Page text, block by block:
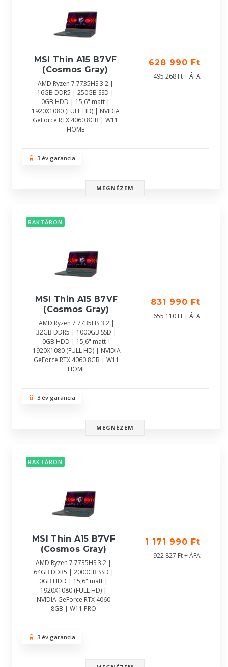
MSI Thin A15 B7VF
(Cosmos Gray)
AMD Ryzen 7 7735HS 3.2 |
16GB DDR5 | 250GB SSD |
0GB HDD | 15,6" matt |
1920X1080 (FULL HD) | NVIDIA
GeForce RTX 4060 8GB | W11
HOME
628 990 Ft
495 268 Ft + ÁFA
3 év garancia
MEGNÉZEM
RAKTÁRON
MSI Thin A15 B7VF
(Cosmos Gray)
AMD Ryzen 7 7735HS 3.2 |
32GB DDR5 | 1000GB SSD |
0GB HDD | 15,6" matt |
1920X1080 (FULL HD) | NVIDIA
GeForce RTX 4060 8GB | W11
HOME
831 990 Ft
655 110 Ft + ÁFA
3 év garancia
MEGNÉZEM
RAKTÁRON
MSI Thin A15 B7VF
(Cosmos Gray)
AMD Ryzen 7 7735HS 3.2 |
64GB DDR5 | 2000GB SSD |
0GB HDD | 15,6" matt |
1920X1080 (FULL HD) |
NVIDIA GeForce RTX 4060
8GB | W11 PRO
1 171 990 Ft
922 827 Ft + ÁFA
3 év garancia